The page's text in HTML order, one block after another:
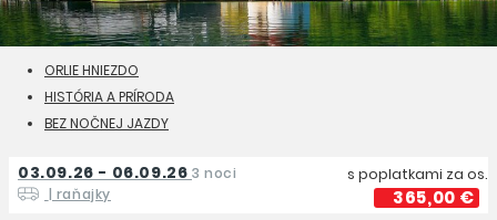
ORLIE HNIEZDO
HISTÓRIA A PRÍRODA
BEZ NOČNEJ JAZDY
03.09.26 - 06.09.26 3 noci
| raňajky
s poplatkami za os.
365,00 €